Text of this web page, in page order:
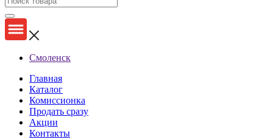
Смоленск
Главная
Каталог
Комиссионка
Продать сразу
Акции
Контакты